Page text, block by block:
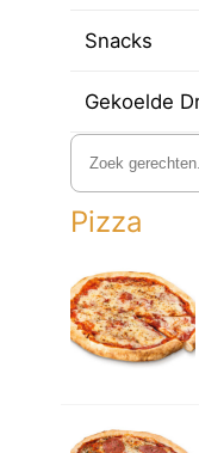
Snacks
Gekoelde
Pizza